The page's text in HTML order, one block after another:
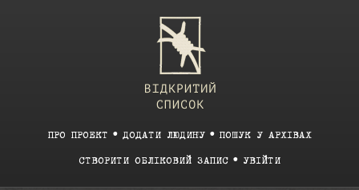
ПРО ПРОЕКТ ДОДАТИ ЛЮДИНУ ПОШУК У АРХІВАХ
СТВОРИТИ ОБЛІКОВИЙ ЗАПИС УВІЙТИ